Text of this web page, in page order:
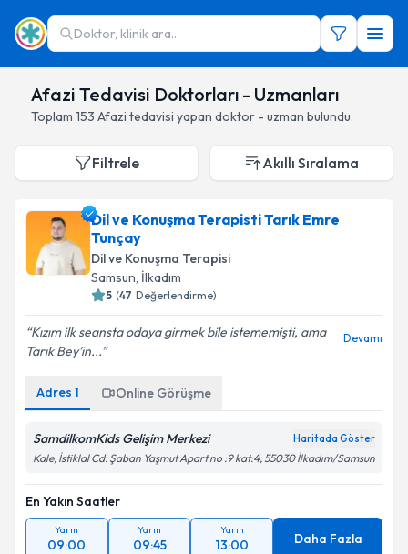
Doktor, klinik ara...
Afazi Tedavisi Doktorları - Uzmanları
Toplam 153 Afazi tedavisi yapan doktor - uzman bulundu.
Filtrele Akıllı Sıralama
Dil ve Konuşma Terapisti Tarık Emre
Tunçay
Dil ve Konuşma Terapisi
Samsun, İlkadım
5 (47 Değerlendirme)
Kızım ilk seansta odaya girmek bile istememişti, ama
Tarık Bey’in...
Devamı
Adres 1 Online Görüşme
SamdilkomKids Gelişim Merkezi Haritada Göster
Kale, İstiklal Cd. Şaban Yaşmut Apart no :9 kat:4, 55030 İlkadım/Samsun
En Yakın Saatler
Yarın
09:00
Yarın
09:45
Yarın
13:00 Daha Fazla